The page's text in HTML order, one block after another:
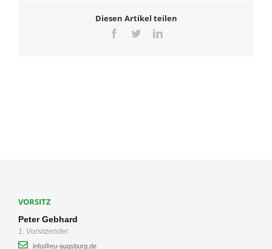
Diesen Artikel teilen
Facebook
TwitterLinkedIn
VORSITZ
Peter Gebhard
1. Vorsitzender
info@eu-augsburg.de